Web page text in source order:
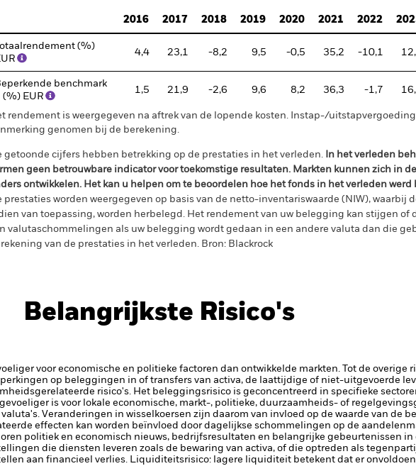
2016 2017 2018 2019 2020 2021 2022
Totaalrendement (%)
4,4 23,1 -8,2 9,5 -0,5 35,2 -10,1
benchmark
(%) EUR
1,5 21,9 -2,6 9,6 8,2 36,3 -1,7
rendement is weergegeven na aftrek van de lopende kosten. Instap-/
genomen bij de berekening.
getoonde cijfers hebben betrekking op de prestaties in het verleden. In het verleden
geen betrouwbare indicator voor toekomstige resultaten. Markten kunnen zich in
ontwikkelen. Het kan u helpen om te beoordelen hoe het fonds in het verleden werd
prestaties worden weergegeven op basis van de netto-inventariswaarde (NIW), waarbij
van toepassing, worden herbelegd. Het rendement van uw belegging kan stijgen of
valutaschommelingen als uw belegging wordt gedaan in een andere valuta dan die
van de prestaties in het verleden. Bron: Blackrock
Belangrijkste Risico's
voor economische en politieke factoren dan ontwikkelde markten. Tot de overige
op beleggingen in of transfers van activa, de laattijdige of niet-uitgevoerde
risico's. Het beleggingsrisico is geconcentreerd in specifieke
is voor lokale economische, markt-, politieke, duurzaamheids- of
Veranderingen in wisselkoersen zijn daarom van invloed op de waarde van de
effecten kan worden beïnvloed door dagelijkse schommelingen op de
politiek en economisch nieuws, bedrijfsresultaten en belangrijke gebeurtenissen in
die diensten leveren zoals de bewaring van activa, of die optreden als
aan financieel verlies. Liquiditeitsrisico: lagere liquiditeit betekent dat er